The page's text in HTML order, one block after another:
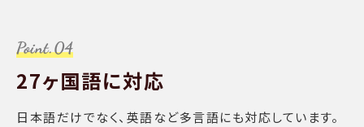
27ヶ国語に対応
日本語だけでなく、英語など多言語にも対応しています。